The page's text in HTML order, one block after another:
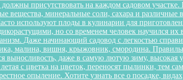
присутствовать на каждом садовом
вещества, минеральные соли, сахара и
используют плоды в кулинарии для
но со временем человек научился
Даже начинающий садовод с легкостью
малина, вишня, крыжовник, смородина.
выносливость, даже в самую лютую зиму, высокая
с цветка на цветок, переносят пылинки,
опыление. Хотите узнать все о посадке,